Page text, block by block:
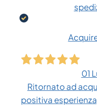
01
Ritornato ad
positiva